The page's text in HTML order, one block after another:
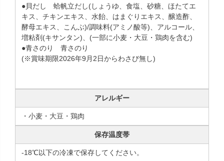
●貝だし 蛤帆立だし(しょうゆ、食塩、砂糖、ほたてエ
キス、チキンエキス、水飴、はまぐりエキス、醸造酢、
酵母エキス、こんぶ)/調味料(アミノ酸等)、アルコール、
増粘剤(キサンタン)、(一部に小麦・大豆・鶏肉を含む)
●青さのり 青さのり
(※賞味期限2026年9月2日からわさび無し)
アレルギー
・小麦・大豆・鶏肉
保存温度帯
-18℃以下の冷凍で保存してください。